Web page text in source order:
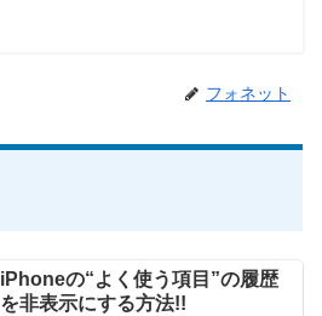
フォネット
iPhoneの“よく使う項目”の履歴
を非表示にする方法!!